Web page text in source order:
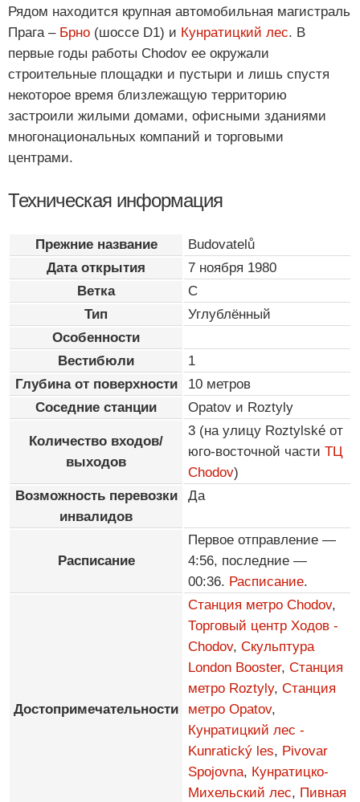
Рядом находится крупная автомобильная магистраль
Прага – Брно (шоссе D1) и Кунратицкий лес. В
первые годы работы Chodov ее окружали
строительные площадки и пустыри и лишь спустя
некоторое время близлежащую территорию
застроили жилыми домами, офисными зданиями
многонациональных компаний и торговыми
центрами.
Техническая информация
Прежние название
Budovatelů
Дата открытия
7 ноября 1980
Ветка
C
Тип
Углублённый
Особенности
Вестибюли
1
Глубина от поверхности
10 метров
Соседние станции
Opatov и Roztyly
Количество входов/
выходов
3 (на улицу Roztylské от
юго-восточной части ТЦ
Chodov)
Возможность перевозки
инвалидов
Да
Расписание
Первое отправление —
4:56, последние —
00:36. Расписание.
Достопримечательности
Станция метро Chodov,
Торговый центр Ходов -
Chodov, Скульптура
London Booster, Станция
метро Roztyly, Станция
метро Opatov,
Кунратицкий лес -
Kunratický les, Pivovar
Spojovna, Кунратицко-
Михельский лес, Пивная